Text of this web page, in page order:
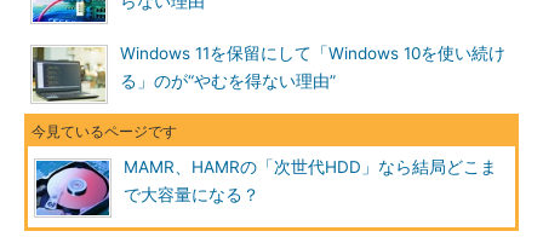
Windows 11を保留にして「Windows 10を使い続け
る」のが“やむを得ない理由”
MAMR、HAMRの「次世代HDD」なら結局どこま
で大容量になる？